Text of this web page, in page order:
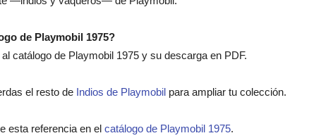
de Playmobil 1975?
catálogo de Playmobil 1975 y su descarga en PDF.
el resto de Indios de Playmobil para ampliar tu colección.
esta referencia en el catálogo de Playmobil 1975.